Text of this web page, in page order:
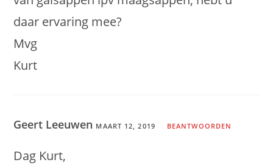
daar ervaring mee?
Mvg
Kurt
Geert Leeuwen MAART 12, 2019 BEANTWOORDEN
Dag Kurt,